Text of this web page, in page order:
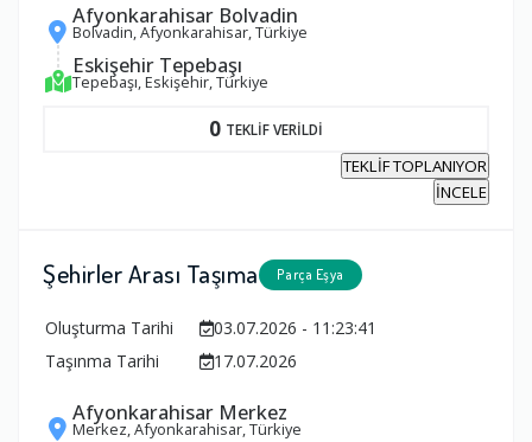
Afyonkarahisar Bolvadin
Bolvadin, Afyonkarahisar, Türkiye
Eskişehir Tepebaşı
Tepebaşı, Eskişehir, Türkiye
0 TEKLİF VERİLDİ
TEKLİF TOPLANIYOR
İNCELE
Şehirler Arası Taşıma Parça Eşya
Oluşturma Tarihi
03.07.2026 - 11:23:41
Taşınma Tarihi
17.07.2026
Afyonkarahisar Merkez
Merkez, Afyonkarahisar, Türkiye